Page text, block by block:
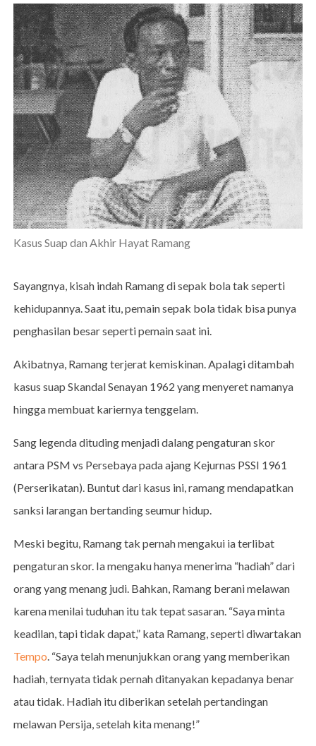
Kasus Suap dan Akhir Hayat Ramang
Sayangnya, kisah indah Ramang di sepak bola tak seperti
kehidupannya. Saat itu, pemain sepak bola tidak bisa punya
penghasilan besar seperti pemain saat ini.
Akibatnya, Ramang terjerat kemiskinan. Apalagi ditambah
kasus suap Skandal Senayan 1962 yang menyeret namanya
hingga membuat kariernya tenggelam.
Sang legenda dituding menjadi dalang pengaturan skor
antara PSM vs Persebaya pada ajang Kejurnas PSSI 1961
(Perserikatan). Buntut dari kasus ini, ramang mendapatkan
sanksi larangan bertanding seumur hidup.
Meski begitu, Ramang tak pernah mengakui ia terlibat
pengaturan skor. Ia mengaku hanya menerima “hadiah” dari
orang yang menang judi. Bahkan, Ramang berani melawan
karena menilai tuduhan itu tak tepat sasaran. “Saya minta
keadilan, tapi tidak dapat,” kata Ramang, seperti diwartakan
Tempo. “Saya telah menunjukkan orang yang memberikan
hadiah, ternyata tidak pernah ditanyakan kepadanya benar
atau tidak. Hadiah itu diberikan setelah pertandingan
melawan Persija, setelah kita menang!”